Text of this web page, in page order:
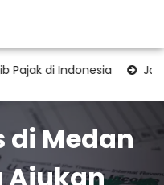
Jasa
di Medan
Ajukan